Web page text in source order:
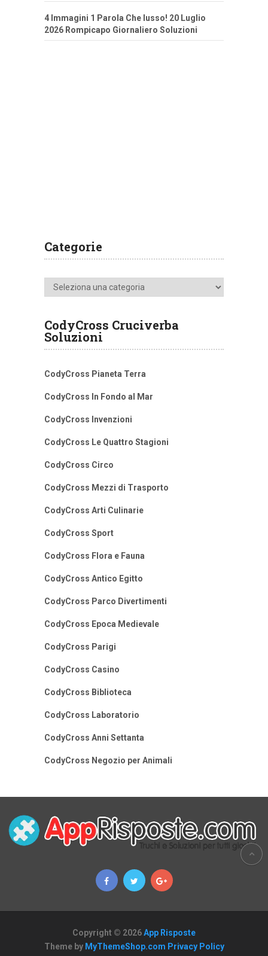
4 Immagini 1 Parola Che lusso! 20 Luglio
2026 Rompicapo Giornaliero Soluzioni
Categorie
Categorie
CodyCross Cruciverba
Soluzioni
CodyCross Pianeta Terra
CodyCross In Fondo al Mar
CodyCross Invenzioni
CodyCross Le Quattro Stagioni
CodyCross Circo
CodyCross Mezzi di Trasporto
CodyCross Arti Culinarie
CodyCross Sport
CodyCross Flora e Fauna
CodyCross Antico Egitto
CodyCross Parco Divertimenti
CodyCross Epoca Medievale
CodyCross Parigi
CodyCross Casino
CodyCross Biblioteca
CodyCross Laboratorio
CodyCross Anni Settanta
CodyCross Negozio per Animali
Copyright © 2026App Risposte
Theme by MyThemeShop.com Privacy Policy